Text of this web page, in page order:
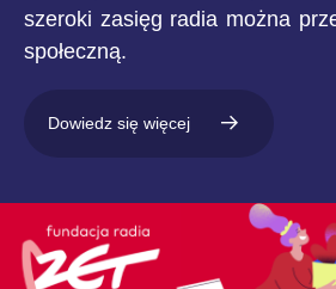
szeroki zasięg radia można
społeczną.
Dowiedz się więcej